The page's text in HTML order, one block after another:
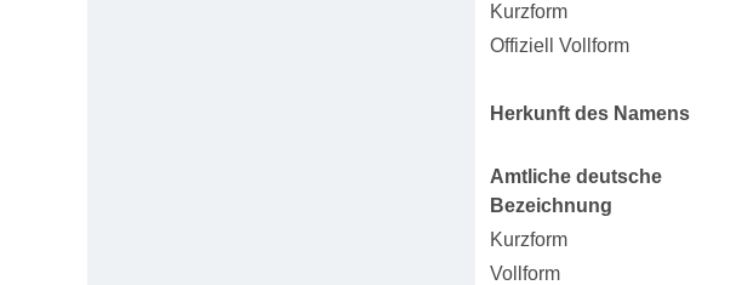
Kurzform
Offiziell Vollform
Herkunft des Namens
Amtliche deutsche
Bezeichnung
Kurzform
Vollform